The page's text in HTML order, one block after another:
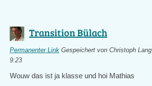
Transition Bülach
Permanenter Link Gespeichert von Christoph Lang
9:23
Wouw das ist ja klasse und hoi Mathias